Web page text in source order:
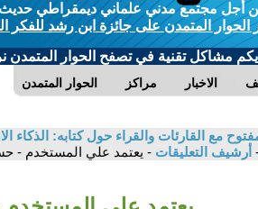
أجل مجتمع مدني علماني ديمقراطي حديث
الحوار المتمدن على جائزة ابن رشد للفكر
مشاكل تقنية في تصفح الحوار المتمدن
الحوار المتمدن مراكز الاخبار
مع القارئات والقراء حول كتابه: الذكاء
أرشيف التعليقات - يعتمد علي المستخدم -